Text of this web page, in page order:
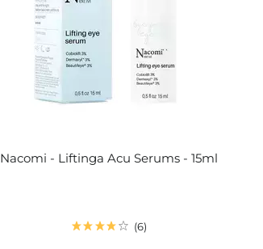
Nacomi - Liftinga Acu Serums - 15ml
6